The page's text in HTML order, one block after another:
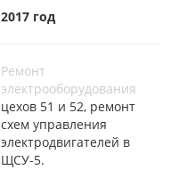
2017 год
Ремонт
электрооборудования
цехов 51 и 52, ремонт
схем управления
электродвигателей в
ЩСУ-5.